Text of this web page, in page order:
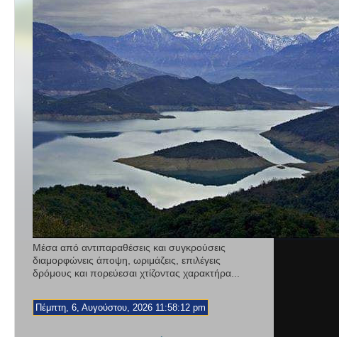
Μέσα από αντιπαραθέσεις και συγκρούσεις
διαμορφώνεις άποψη, ωριμάζεις, επιλέγεις
δρόμους και πορεύεσαι χτίζοντας χαρακτήρα...
Πέμπτη, 6, Αυγούστου, 2026 11:58:14 pm